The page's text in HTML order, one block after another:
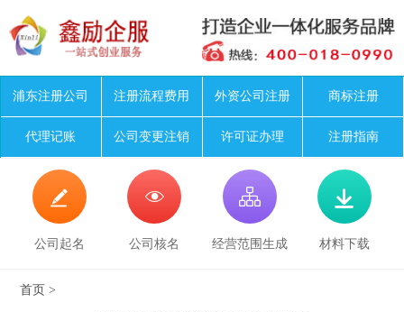
浦东注册公司 注册流程费用 外资公司注册 商标注册
代理记账 公司变更注销 许可证办理 注册指南

公司起名

公司核名

经营范围生成

材料下载
首页 >